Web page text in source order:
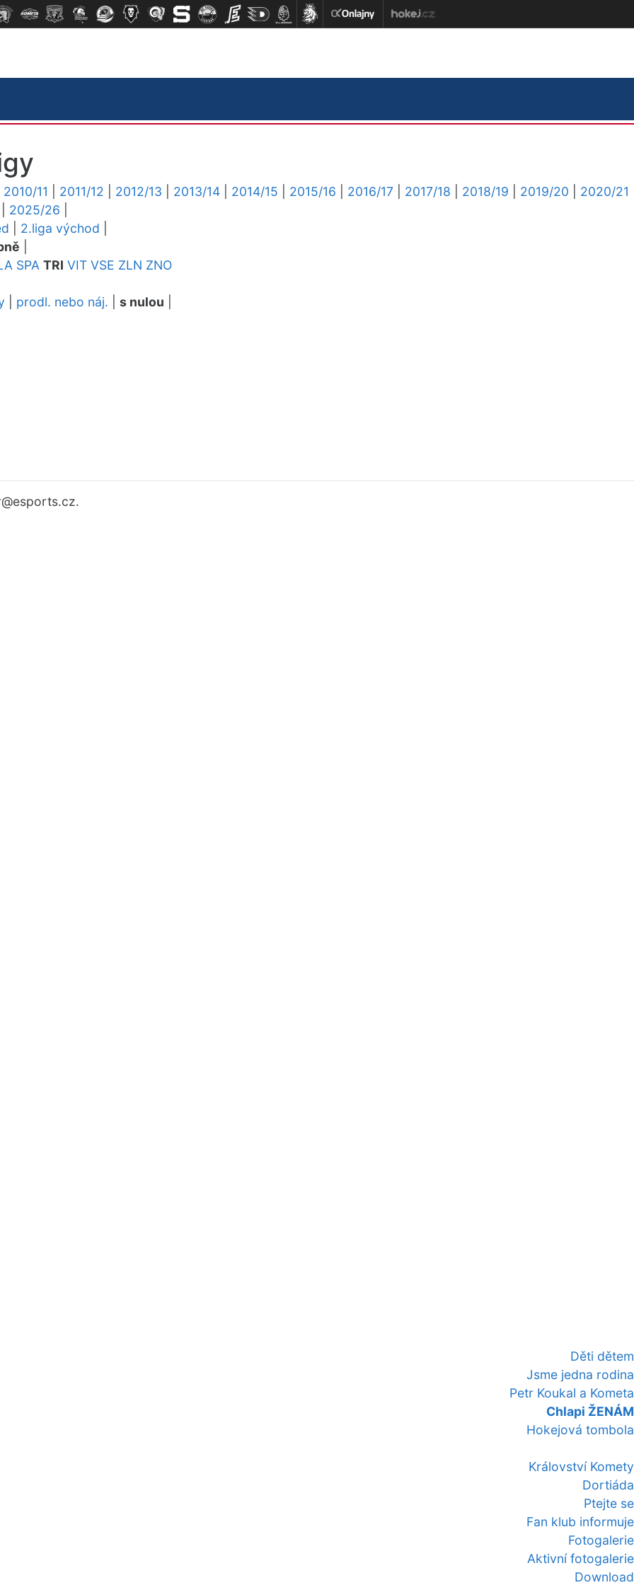
Děti dětem
Jsme jedna rodina
Petr Koukal a Kometa
Chlapi ŽENÁM
Hokejová tombola
Království Komety
Dortiáda
Ptejte se
Fan klub informuje
Fotogalerie
Aktivní fotogalerie
Download
2010/11 2011/12 2012/13 2013/14 2014/15 2015/16 2016/17 2017/18 2018/19 2019/20
2020/21
2025/26
2.liga východ
SPA TRI VIT VSE ZLN ZNO
prodl. nebo náj. s nulou
@esports.cz.